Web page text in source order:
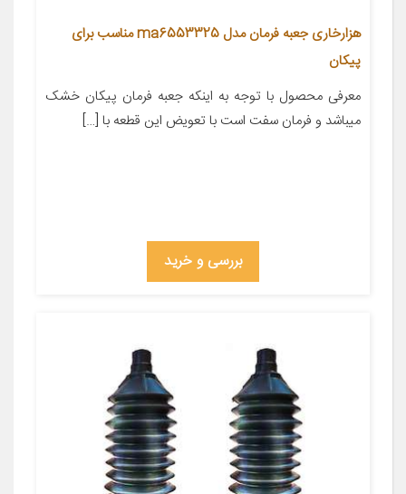
هزارخاری جعبه فرمان مدل ma6553325 مناسب برای
پیکان
معرفی محصول با توجه به اینکه جعبه فرمان پیکان خشک
میباشد و فرمان سفت است با تعویض این قطعه با […]
بررسی و خرید